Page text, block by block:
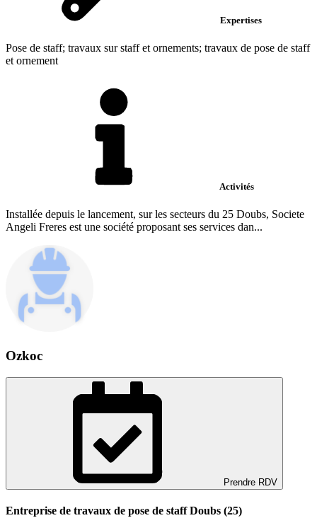
Expertises
Pose de staff; travaux sur staff et ornements; travaux de pose de staff
et ornement
Activités
Installée depuis le lancement, sur les secteurs du 25 Doubs, Societe
Angeli Freres est une société proposant ses services dan...
Ozkoc
Prendre RDV
Entreprise de travaux de pose de staff Doubs (25)